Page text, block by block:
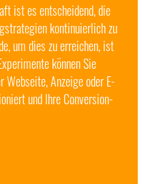
ist es entscheidend, die
kontinuierlich zu
um dies zu erreichen, ist
können Sie
Webseite, Anzeige oder E-
und Ihre Conversion-